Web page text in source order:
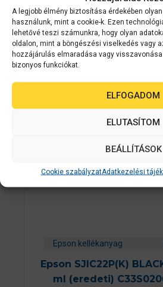
A legjobb élmény biztosítása érdekében
használunk, mint a cookie-k. Ezen
lehetővé teszi számunkra, hogy olyan
oldalon, mint a böngészési viselkedés vagy
hozzájárulás elmaradása vagy
bizonyos funkciókat.
ELFOGADOM
ELUTASÍTOM
BEÁLLÍTÁSOK
Cookie szabályzatAdatkezelési
b
ő
l
KOSÁRBA
Epson kellékanyag
Epson SJIC22P(K)
ml (eredeti)